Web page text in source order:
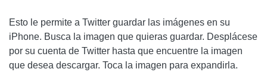
Esto le permite a Twitter guardar las imágenes en su
iPhone. Busca la imagen que quieras guardar. Desplácese
por su cuenta de Twitter hasta que encuentre la imagen
que desea descargar. Toca la imagen para expandirla.